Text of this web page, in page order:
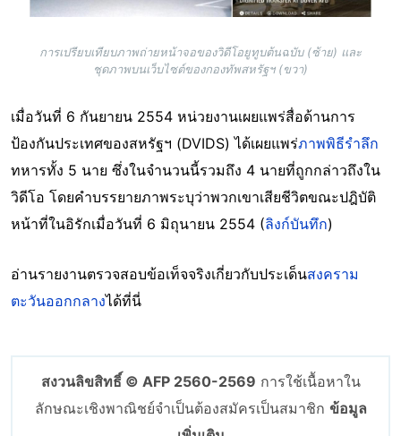
การเปรียบเทียบภาพถ่ายหน้าจอของวิดีโอยูทูบต้นฉบับ (ซ้าย) และ
ชุดภาพบนเว็บไซต์ของกองทัพสหรัฐฯ (ขวา)
เมื่อวันที่ 6 กันยายน 2554 หน่วยงานเผยแพร่สื่อด้านการ
ป้องกันประเทศของสหรัฐฯ (DVIDS) ได้เผยแพร่ภาพพิธีรำลึก
ทหารทั้ง 5 นาย ซึ่งในจำนวนนี้รวมถึง 4 นายที่ถูกกล่าวถึงใน
วิดีโอ โดยคำบรรยายภาพระบุว่าพวกเขาเสียชีวิตขณะปฎิบัติ
หน้าที่ในอิรักเมื่อวันที่ 6 มิถุนายน 2554 (ลิงก์บันทึก)
อ่านรายงานตรวจสอบข้อเท็จจริงเกี่ยวกับประเด็นสงคราม
ตะวันออกกลางได้ที่นี่
สงวนลิขสิทธิ์ © AFP 2560-2569 การใช้เนื้อหาใน
ลักษณะเชิงพาณิชย์จำเป็นต้องสมัครเป็นสมาชิก ข้อมูล